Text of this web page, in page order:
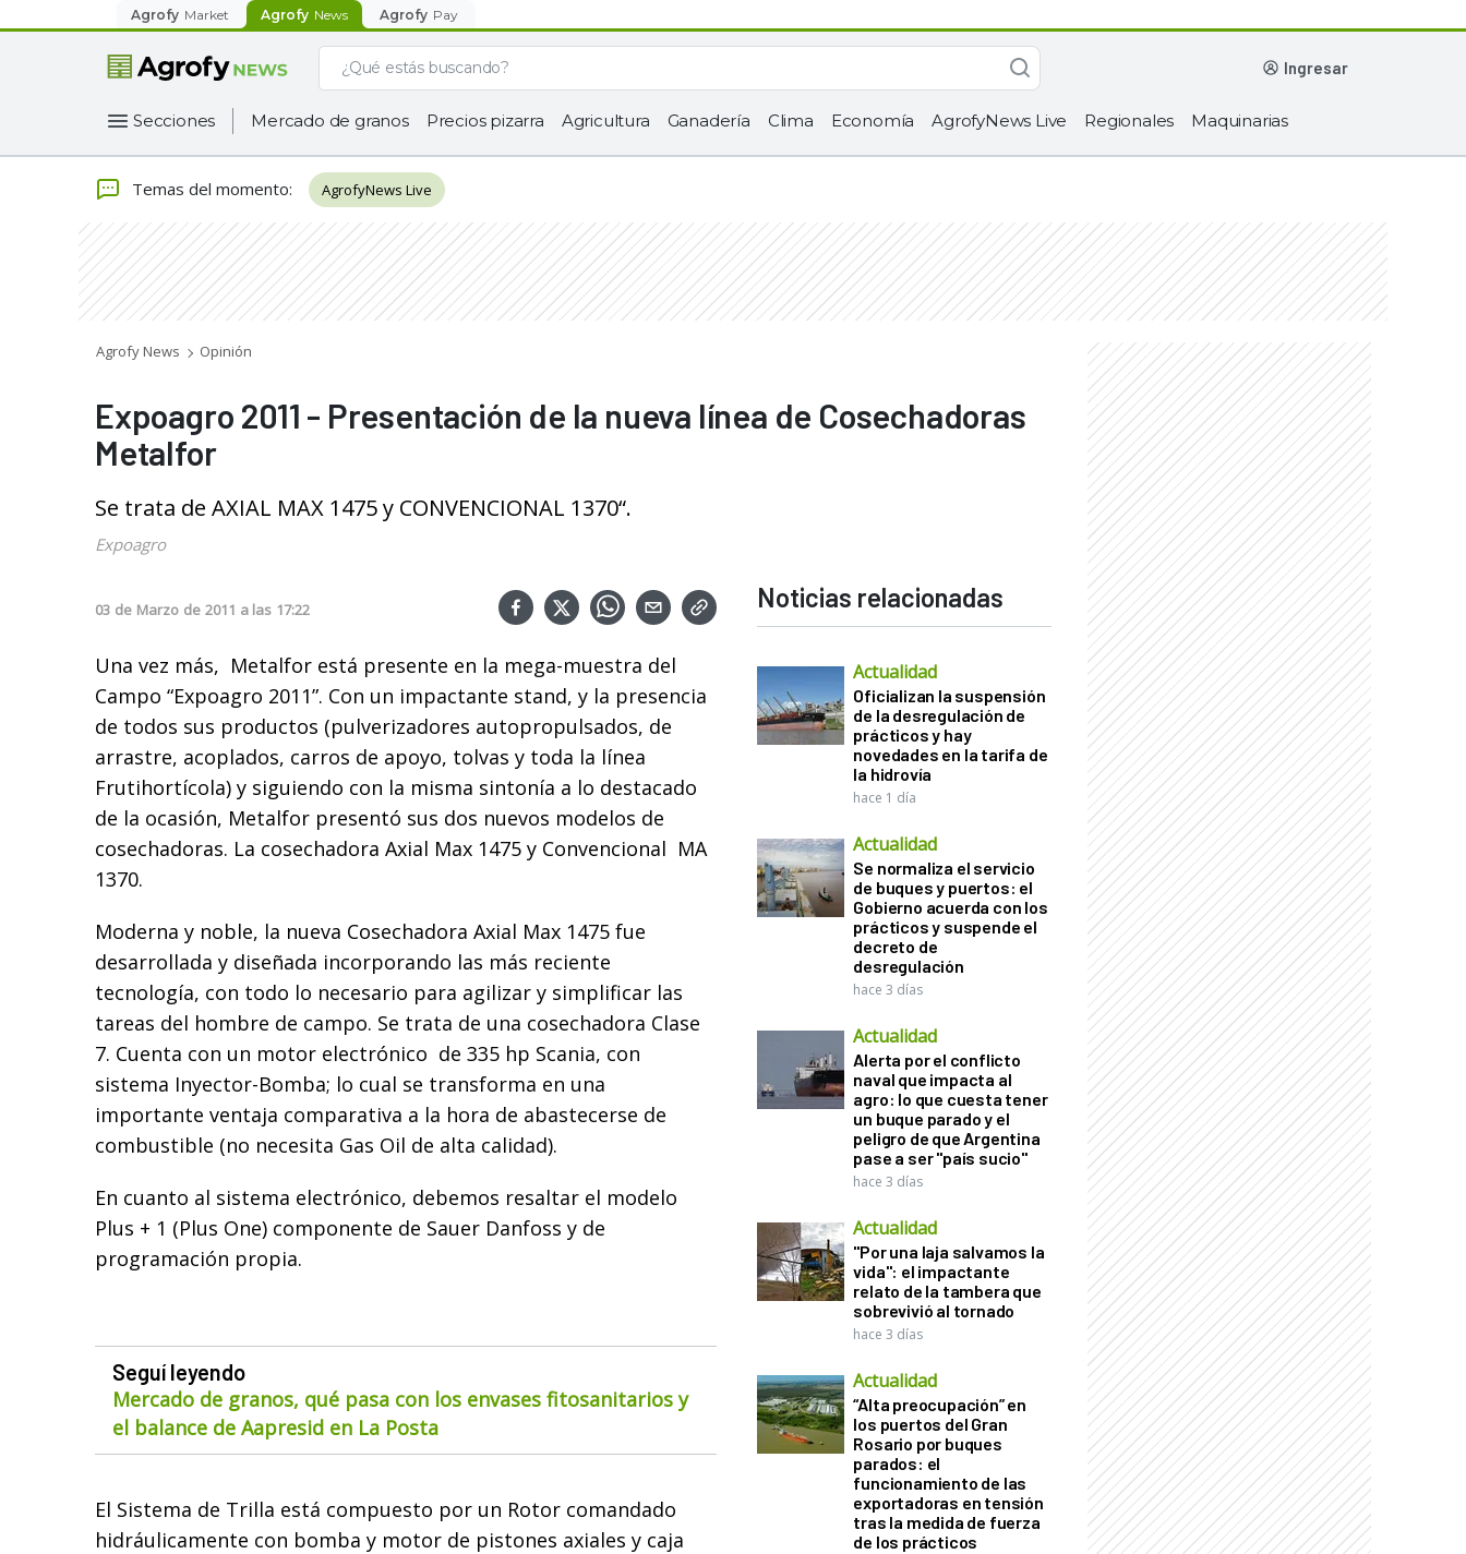
Agrofy Market Agrofy News Agrofy Pay
ingresar
Secciones Mercado de granos Precios pizarra Agricultura Ganadería Clima Economía AgrofyNews Live Regionales Maquinarias
Temas del momento: AgrofyNews Live
Agrofy News Opinión
Expoagro 2011 - Presentación de la nueva línea de Cosechadoras
Metalfor
Se trata de AXIAL MAX 1475 y CONVENCIONAL 1370“.
Expoagro
03 de Marzo de 2011 a las 17:22
Una vez más, Metalfor está presente en la mega-muestra del
Campo “Expoagro 2011”. Con un impactante stand, y la presencia
de todos sus productos (pulverizadores autopropulsados, de
arrastre, acoplados, carros de apoyo, tolvas y toda la línea
Frutihortícola) y siguiendo con la misma sintonía a lo destacado
de la ocasión, Metalfor presentó sus dos nuevos modelos de
cosechadoras. La cosechadora Axial Max 1475 y Convencional MA
1370.
Moderna y noble, la nueva Cosechadora Axial Max 1475 fue
desarrollada y diseñada incorporando las más reciente
tecnología, con todo lo necesario para agilizar y simplificar las
tareas del hombre de campo. Se trata de una cosechadora Clase
7. Cuenta con un motor electrónico de 335 hp Scania, con
sistema Inyector-Bomba; lo cual se transforma en una
importante ventaja comparativa a la hora de abastecerse de
combustible (no necesita Gas Oil de alta calidad).
En cuanto al sistema electrónico, debemos resaltar el modelo
Plus + 1 (Plus One) componente de Sauer Danfoss y de
programación propia.
Seguí leyendo
Mercado de granos, qué pasa con los envases fitosanitarios y
el balance de Aapresid en La Posta
El Sistema de Trilla está compuesto por un Rotor comandado
hidráulicamente con bomba y motor de pistones axiales y caja
Noticias relacionadas
Actualidad
Oficializan la suspensión
de la desregulación de
prácticos y hay
novedades en la tarifa de
la hidrovía
hace 1 día
Actualidad
Se normaliza el servicio
de buques y puertos: el
Gobierno acuerda con los
prácticos y suspende el
decreto de
desregulación
hace 3 días
Actualidad
Alerta por el conflicto
naval que impacta al
agro: lo que cuesta tener
un buque parado y el
peligro de que Argentina
pase a ser "país sucio"
hace 3 días
Actualidad
"Por una laja salvamos la
vida": el impactante
relato de la tambera que
sobrevivió al tornado
hace 3 días
Actualidad
“Alta preocupación” en
los puertos del Gran
Rosario por buques
parados: el
funcionamiento de las
exportadoras en tensión
tras la medida de fuerza
de los prácticos